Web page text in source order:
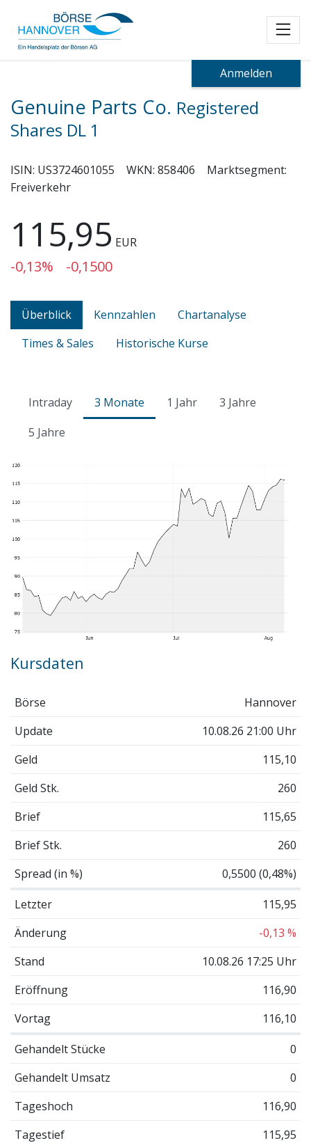
Anmelden
Genuine Parts Co. Registered
Shares DL 1
ISIN: US3724601055 WKN: 858406
Marktsegment:
Freiverkehr
115,95 EUR
-0,13% -0,1500
Überblick Kennzahlen
Chartanalyse
Times & Sales
Historische Kurse
Intraday 3 Monate 1 Jahr
3 Jahre
5 Jahre
Kursdaten
Börse
Hannover
Update
10.08.26 21:00 Uhr
Geld
115,10
Geld Stk.
260
Brief
115,65
Brief Stk.
260
Spread (in %)
0,5500 (0,48%)
Letzter
115,95
Änderung
-0,13 %
Stand
10.08.26 17:25 Uhr
Eröffnung
116,90
Vortag
116,10
Gehandelt Stücke
0
Gehandelt Umsatz
0
Tageshoch
116,90
Tagestief
115,95